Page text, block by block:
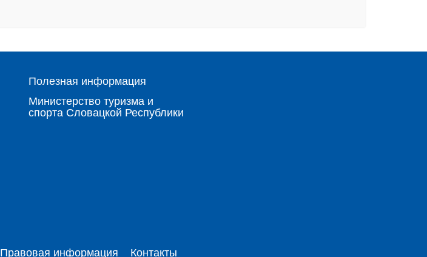
Полезная информация
Министерство туризма и
спорта Словацкой Республики
Правовая информация Контакты